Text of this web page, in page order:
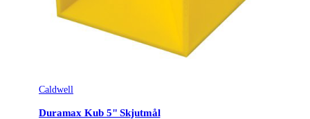
Caldwell
Duramax Kub 5" Skjutmål